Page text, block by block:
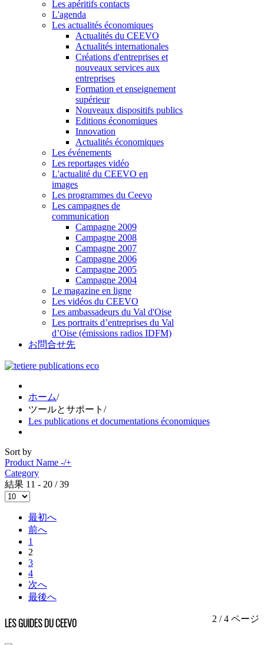
Les apéritifs contacts
L'agenda
Les actualités économiques
Actualités du CEEVO
Actualités internationales
Créations d'entreprises et
nouveaux services aux
entreprises
Formation et enseignement
supérieur
Nouveaux dispositifs publics
Editions économiques
Innovation
Actualités économiques
Les événements
Les reportages vidéo
L'actualité du CEEVO en
images
Les programmes du Ceevo
Les campagnes de
communication
Campagne 2009
Campagne 2008
Campagne 2007
Campagne 2006
Campagne 2005
Campagne 2004
Le magazine en ligne
Les vidéos du CEEVO
Les ambassadeurs du Val d'Oise
Les portraits d’entreprises du Val
d’Oise (émissions radios IDFM)
お問合せ先
ホーム/
ツールとサポート /
Les publications et documentations économiques
Sort by
Product Name -/+
Category
結果 11 - 20 / 39
最初へ
前へ
1
2
3
4
次へ
最後へ
2 / 4 ページ
LES GUIDES DU CEEVO